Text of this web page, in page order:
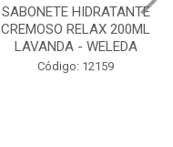
SABONETE HIDRATANTE
CREMOSO RELAX 200ML
LAVANDA - WELEDA